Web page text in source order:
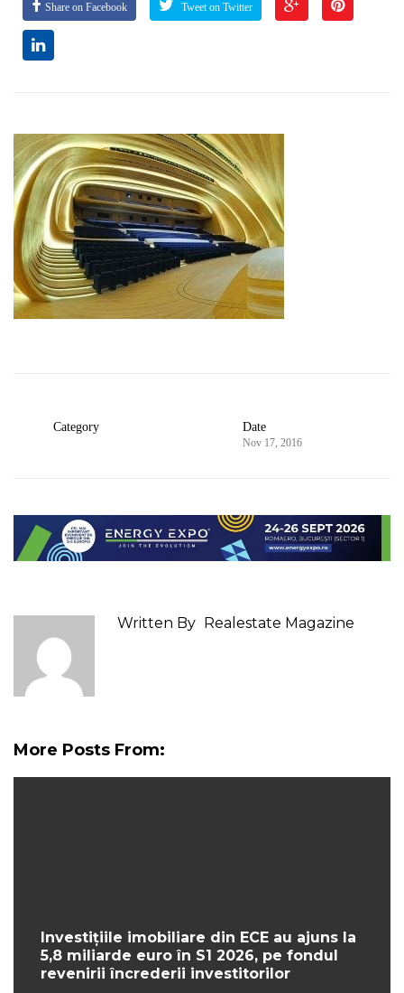
Share on Facebook Tweet on Twitter
Category Date
Nov 17, 2016
Written By Realestate Magazine
More Posts From:
Investițiile imobiliare din ECE au ajuns la
5,8 miliarde euro în S1 2026, pe fondul
revenirii încrederii investitorilor